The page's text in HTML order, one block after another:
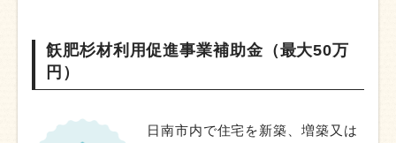
飫肥杉材利用促進事業補助金（最大50万
円）
日南市内で住宅を新築、増築又は